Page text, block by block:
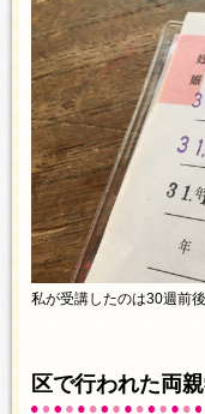
私が受講したのは30週前
区で行われた両